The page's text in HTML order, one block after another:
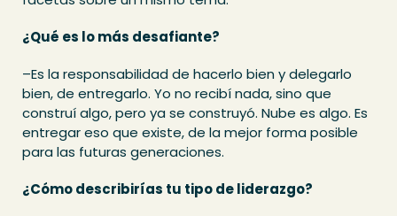
¿Qué es lo más desafiante?
–Es la responsabilidad de hacerlo bien y delegarlo
bien, de entregarlo. Yo no recibí nada, sino que
construí algo, pero ya se construyó. Nube es algo. Es
entregar eso que existe, de la mejor forma posible
para las futuras generaciones.
¿Cómo describirías tu tipo de liderazgo?